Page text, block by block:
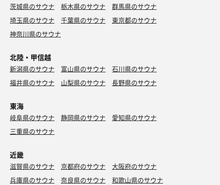
茨城県のサウナ 栃木県のサウナ
群馬県のサウナ
埼玉県のサウナ
千葉県のサウナ
東京都のサウナ
神奈川県のサウナ
北陸・甲信越
新潟県のサウナ 富山県のサウナ
石川県のサウナ
福井県のサウナ
山梨県のサウナ 長野県のサウナ
東海
岐阜県のサウナ 静岡県のサウナ
愛知県のサウナ
三重県のサウナ
近畿
滋賀県のサウナ 京都府のサウナ
大阪府のサウナ
兵庫県のサウナ
奈良県のサウナ 和歌山県のサウナ